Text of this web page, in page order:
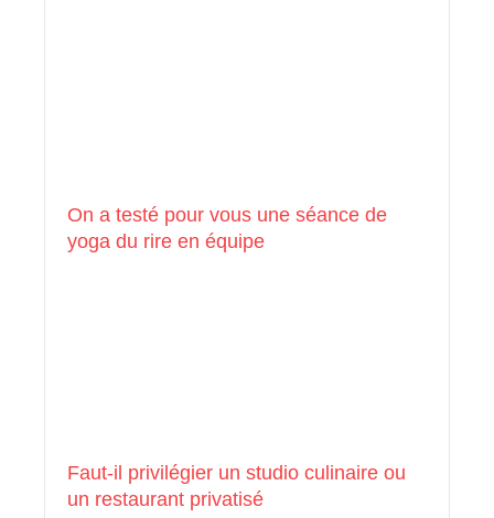
On a testé pour vous une séance de
yoga du rire en équipe
Faut-il privilégier un studio culinaire ou
un restaurant privatisé